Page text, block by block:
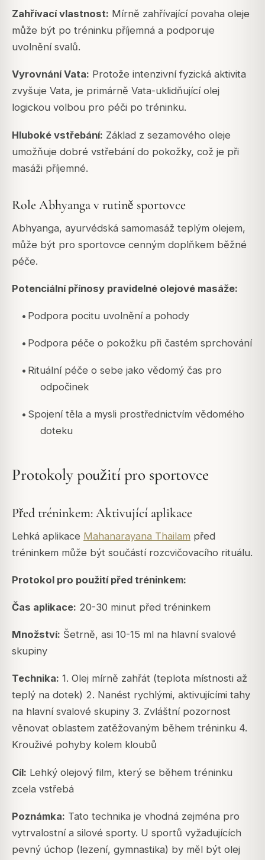
Zahřívací vlastnost: Mírně zahřívající povaha oleje
může být po tréninku příjemná a podporuje
uvolnění svalů.
Vyrovnání Vata: Protože intenzivní fyzická aktivita
zvyšuje Vata, je primárně Vata-uklidňující olej
logickou volbou pro péči po tréninku.
Hluboké vstřebání: Základ z sezamového oleje
umožňuje dobré vstřebání do pokožky, což je při
masáži příjemné.
Role Abhyanga v rutině sportovce
Abhyanga, ayurvédská samomasáž teplým olejem,
může být pro sportovce cenným doplňkem běžné
péče.
Potenciální přínosy pravidelné olejové masáže:
• Podpora pocitu uvolnění a pohody
• Podpora péče o pokožku při častém sprchování
• Rituální péče o sebe jako vědomý čas pro
odpočinek
• Spojení těla a mysli prostřednictvím vědomého
doteku
Protokoly použití pro sportovce
Před tréninkem: Aktivující aplikace
Lehká aplikace Mahanarayana Thailam před
tréninkem může být součástí rozcvičovacího rituálu.
Protokol pro použití před tréninkem:
Čas aplikace: 20-30 minut před tréninkem
Množství: Šetrně, asi 10-15 ml na hlavní svalové
skupiny
Technika: 1. Olej mírně zahřát (teplota místnosti až
teplý na dotek) 2. Nanést rychlými, aktivujícími tahy
na hlavní svalové skupiny 3. Zvláštní pozornost
věnovat oblastem zatěžovaným během tréninku 4.
Krouživé pohyby kolem kloubů
Cíl: Lehký olejový film, který se během tréninku
zcela vstřebá
Poznámka: Tato technika je vhodná zejména pro
vytrvalostní a silové sporty. U sportů vyžadujících
pevný úchop (lezení, gymnastika) by měl být olej